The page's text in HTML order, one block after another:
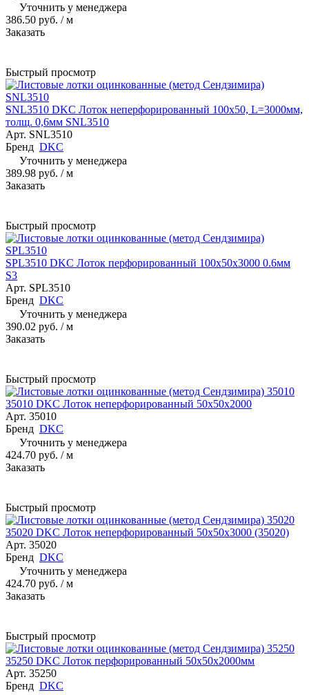
Уточнить у менеджера
386.50 руб. / м
Заказать
Быстрый просмотр
SNL3510 DKC Лoтoк нeпeрфoрирoвaнный 100х50, L=3000мм,
тoлщ. 0,6мм SNL3510
Арт. SNL3510
Бренд DKC
Уточнить у менеджера
389.98 руб. / м
Заказать
Быстрый просмотр
SPL3510 DKC Лоток перфорированный 100х50х3000 0.6мм
S3
Арт. SPL3510
Бренд DKC
Уточнить у менеджера
390.02 руб. / м
Заказать
Быстрый просмотр
35010 DKC Лоток неперфорированный 50х50х2000
Арт. 35010
Бренд DKC
Уточнить у менеджера
424.70 руб. / м
Заказать
Быстрый просмотр
35020 DKC Лоток неперфорированный 50х50х3000 (35020)
Арт. 35020
Бренд DKC
Уточнить у менеджера
424.70 руб. / м
Заказать
Быстрый просмотр
35250 DKC Лоток перфорированный 50х50х2000мм
Арт. 35250
Бренд DKC